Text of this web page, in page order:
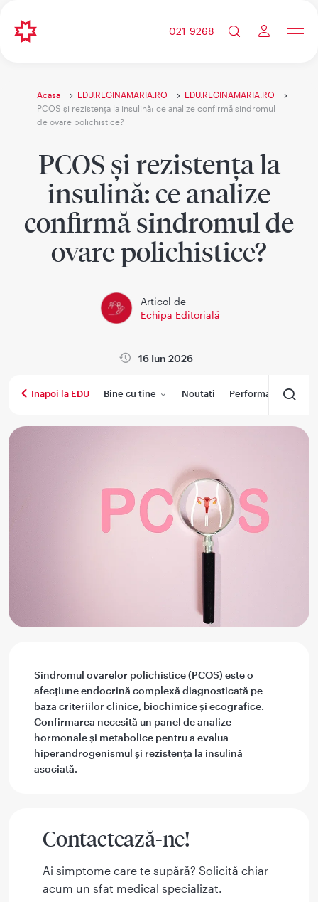
021 9268
Acasa EDU.REGINAMARIA.RO
EDU.REGINAMARIA.RO
PCOS și rezistența la insulină: ce analize confirmă sindromul
de ovare polichistice?
PCOS și rezistența la
insulină: ce analize
confirmă sindromul de
ovare polichistice?
Articol de
Echipa Editorială
16 Iun 2026
Inapoi la EDU Bine cu tine Noutati Performanta
Sindromul ovarelor polichistice (PCOS) este o
afecțiune endocrină complexă diagnosticată pe
baza criteriilor clinice, biochimice și ecografice.
Confirmarea necesită un panel de analize
hormonale și metabolice pentru a evalua
hiperandrogenismul și rezistența la insulină
asociată.
Contactează-ne!
Ai simptome care te supără? Solicită chiar
acum un sfat medical specializat.